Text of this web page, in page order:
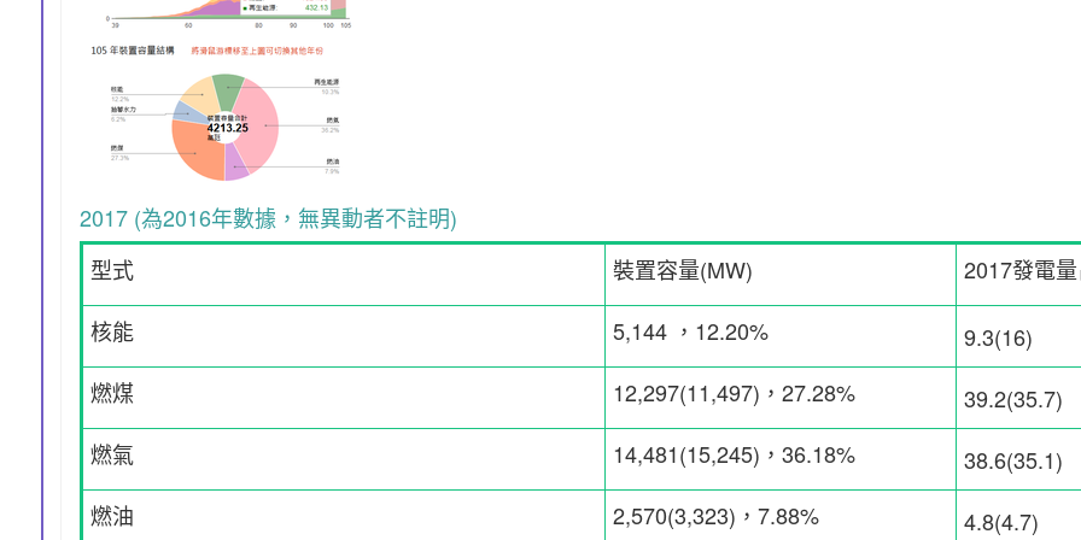
2017 (為2016年數據，無異動者不註明)
型式
裝置容量(MW)
2017發電
核能
5,144 ，12.20%
9.3(16)
燃煤
12,297(11,497)，27.28%
39.2(35.7)
燃氣
14,481(15,245)，36.18%
38.6(35.1)
燃油
2,570(3,323)，7.88% 4.8(4.7)